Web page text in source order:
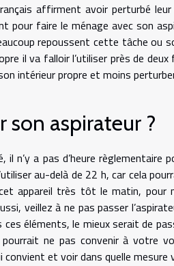
affirment avoir perturbé leur
pour faire le ménage avec son
repoussent cette tâche ou
il va falloir l’utiliser près de
intérieur propre et moins
aspirateur ?
il n’y a pas d’heure règlementaire
au-delà de 22 h, car cela
appareil très tôt le matin, pour
veillez à ne pas passer
éléments, le mieux serait de
ne pas convenir à votre
convient et voir dans quelle